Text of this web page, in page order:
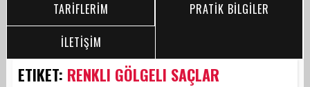
TARİFLERİM
PRATİK BİLGİLER
İLETİŞİM
ETIKET: RENKLI GÖLGELI SAÇLAR